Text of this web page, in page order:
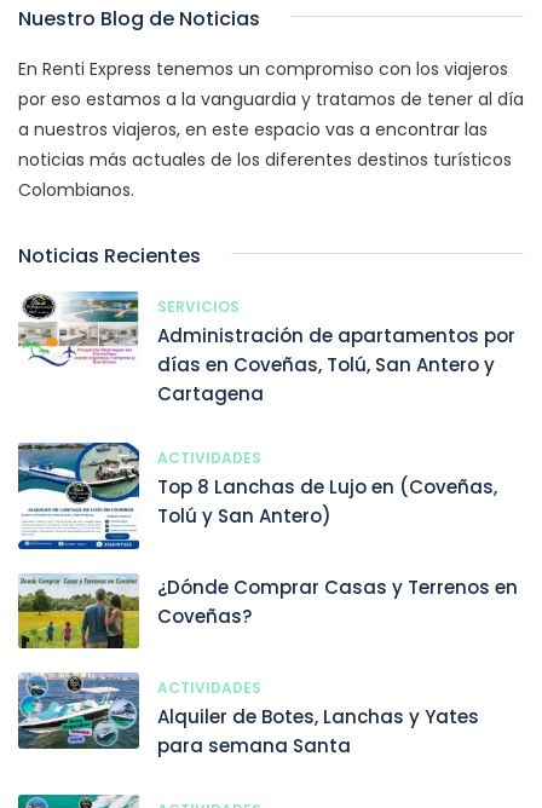
Nuestro Blog de Noticias
En Renti Express tenemos un compromiso con los viajeros
por eso estamos a la vanguardia y tratamos de tener al día
a nuestros viajeros, en este espacio vas a encontrar las
noticias más actuales de los diferentes destinos turísticos
Colombianos.
Noticias Recientes
SERVICIOS
Administración de apartamentos por
días en Coveñas, Tolú, San Antero y
Cartagena
ACTIVIDADES
Top 8 Lanchas de Lujo en (Coveñas,
Tolú y San Antero)
¿Dónde Comprar Casas y Terrenos en
Coveñas?
ACTIVIDADES
Alquiler de Botes, Lanchas y Yates
para semana Santa